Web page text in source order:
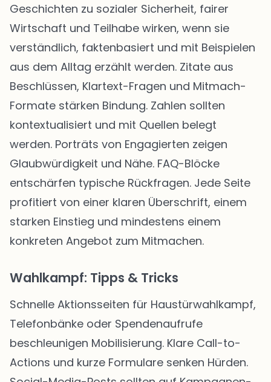
Geschichten zu sozialer Sicherheit, fairer
Wirtschaft und Teilhabe wirken, wenn sie
verständlich, faktenbasiert und mit Beispielen
aus dem Alltag erzählt werden. Zitate aus
Beschlüssen, Klartext-Fragen und Mitmach-
Formate stärken Bindung. Zahlen sollten
kontextualisiert und mit Quellen belegt
werden. Porträts von Engagierten zeigen
Glaubwürdigkeit und Nähe. FAQ-Blöcke
entschärfen typische Rückfragen. Jede Seite
profitiert von einer klaren Überschrift, einem
starken Einstieg und mindestens einem
konkreten Angebot zum Mitmachen.
Wahlkampf: Tipps & Tricks
Schnelle Aktionsseiten für Haustürwahlkampf,
Telefonbänke oder Spendenaufrufe
beschleunigen Mobilisierung. Klare Call-to-
Actions und kurze Formulare senken Hürden.